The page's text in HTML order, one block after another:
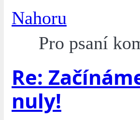
Nahoru
Pro psaní
Re:
nuly!